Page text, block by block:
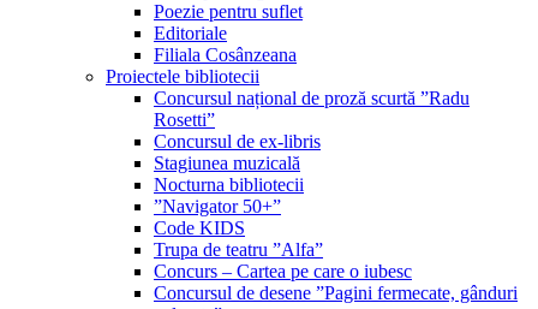
Poezie pentru suflet
Editoriale
Filiala Cosânzeana
Proiectele bibliotecii
Concursul național de proză scurtă ”Radu
Rosetti”
Concursul de ex-libris
Stagiunea muzicală
Nocturna bibliotecii
”Navigator 50+”
Code KIDS
Trupa de teatru ”Alfa”
Concurs – Cartea pe care o iubesc
Concursul de desene ”Pagini fermecate, gânduri